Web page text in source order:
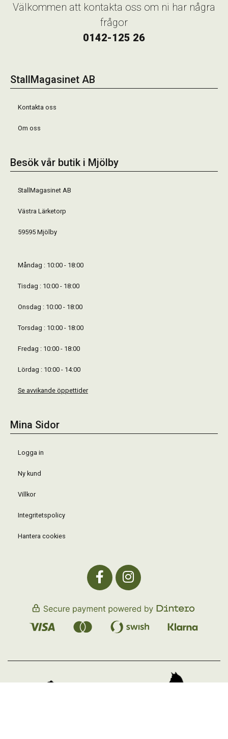
Välkommen att kontakta oss om ni har några
frågor
0142-125 26
StallMagasinet AB
Kontakta oss
Om oss
Besök vår butik i Mjölby
StallMagasinet AB
Västra Lärketorp
59595 Mjölby
Måndag : 10:00 - 18:00
Tisdag : 10:00 - 18:00
Onsdag : 10:00 - 18:00
Torsdag : 10:00 - 18:00
Fredag : 10:00 - 18:00
Lördag : 10:00 - 14:00
Se avvikande öppettider
Mina Sidor
Logga in
Ny kund
Villkor
Integritetspolicy
Hantera cookies